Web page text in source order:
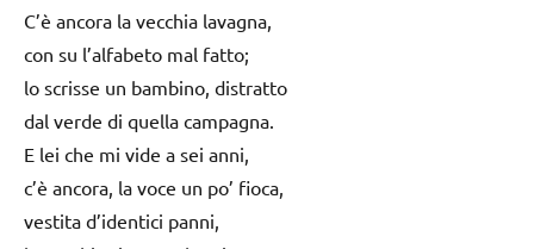
C’è ancora la vecchia lavagna,
con su l’alfabeto mal fatto;
lo scrisse un bambino, distratto
dal verde di quella campagna.
E lei che mi vide a sei anni,
c’è ancora, la voce un po’ fioca,
vestita d’identici panni,